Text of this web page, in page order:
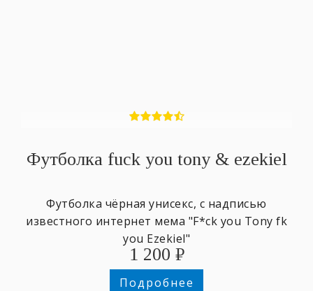
Футболка fuck you tony & ezekiel
Футболка чёрная унисекс, с надписью
известного интернет мема "F*ck you Tony fk
you Ezekiel"
1 200 ₽
Подробнее